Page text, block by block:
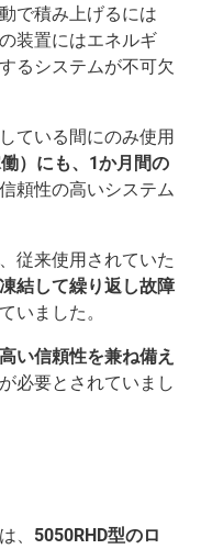
で積み上げるには
装置にはエネルギ
るシステムが不可欠
ている間にのみ使用
）にも、1か月間の
頼性の高いシステム
従来使用されていた
結して繰り返し故障
いました。
い信頼性を兼ね備え
が必要とされていまし
、 5050RHD型のロ